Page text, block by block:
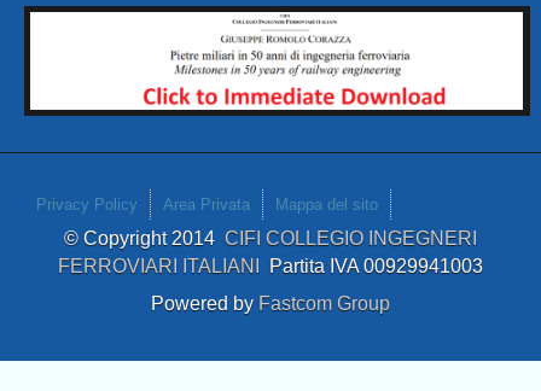
Privacy Policy Area Privata Mappa del sito
© Copyright 2014 CIFI COLLEGIO INGEGNERI
FERROVIARI ITALIANI Partita IVA 00929941003
Powered by Fastcom Group